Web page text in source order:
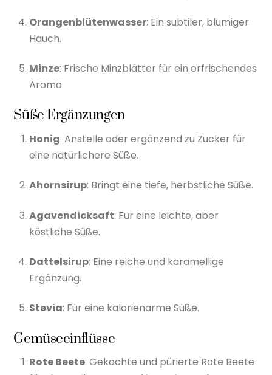
Orangenblütenwasser: Ein subtiler, blumiger
Hauch.
Minze: Frische Minzblätter für ein erfrischendes
Aroma.
Süße Ergänzungen
Honig: Anstelle oder ergänzend zu Zucker für
eine natürlichere Süße.
Ahornsirup: Bringt eine tiefe, herbstliche Süße.
Agavendicksaft: Für eine leichte, aber
köstliche Süße.
Dattelsirup: Eine reiche und karamellige
Ergänzung.
Stevia: Für eine kalorienarme Süße.
Gemüseeinflüsse
Rote Beete: Gekochte und pürierte Rote Beete